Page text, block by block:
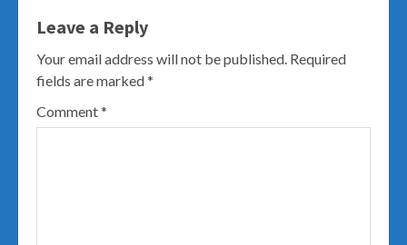
Leave a Reply
Your email address will not be published. Required
fields are marked*
Comment*